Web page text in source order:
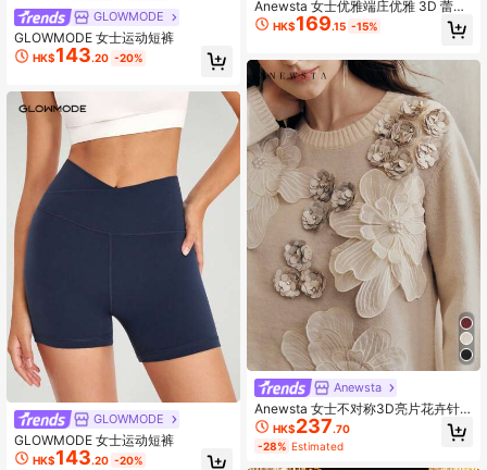
GLOWMODE
GLOWMODE 女士运动短裤
HK$143.20 -20%
GLOWMODE
GLOWMODE 女士运动短裤
HK$143.20 -20%
Anewsta 女士优雅端庄优雅 3D 蕾丝
花瓣 V 领毛衣，高端设计
HK$169.15 -15%
Anewsta
Anewsta 女士不对称3D亮片花卉针
织毛衣，秋冬季时尚外套
HK$237.70
-28% Estimated